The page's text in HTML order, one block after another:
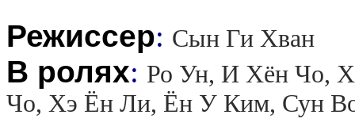
Режиссер: Сын Ги Хван
В ролях: Ро Ун, И Хён Чо,
Чо, Хэ Ён Ли, Ён У Ким, Сун